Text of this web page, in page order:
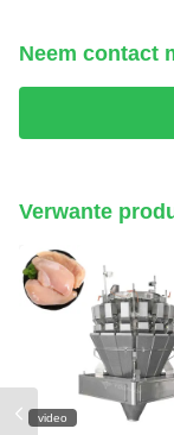
Neem contact
Verwante
video